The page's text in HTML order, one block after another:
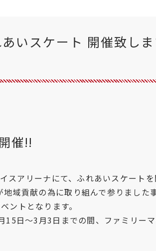
いスケート 開催致し
催!!
アリーナにて、ふれあいスケートを
域貢献の為に取り組んで参りました
ントとなります。
15日～3月3日までの間、ファミリー